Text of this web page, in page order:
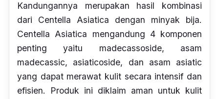
Kandungannya merupakan hasil kombinasi
dari Centella Asiatica dengan minyak bija.
Centella Asiatica mengandung 4 komponen
penting yaitu madecassoside, asam
madecassic, asiaticoside, dan asam asiatic
yang dapat merawat kulit secara intensif dan
efisien. Produk ini diklaim aman untuk kulit